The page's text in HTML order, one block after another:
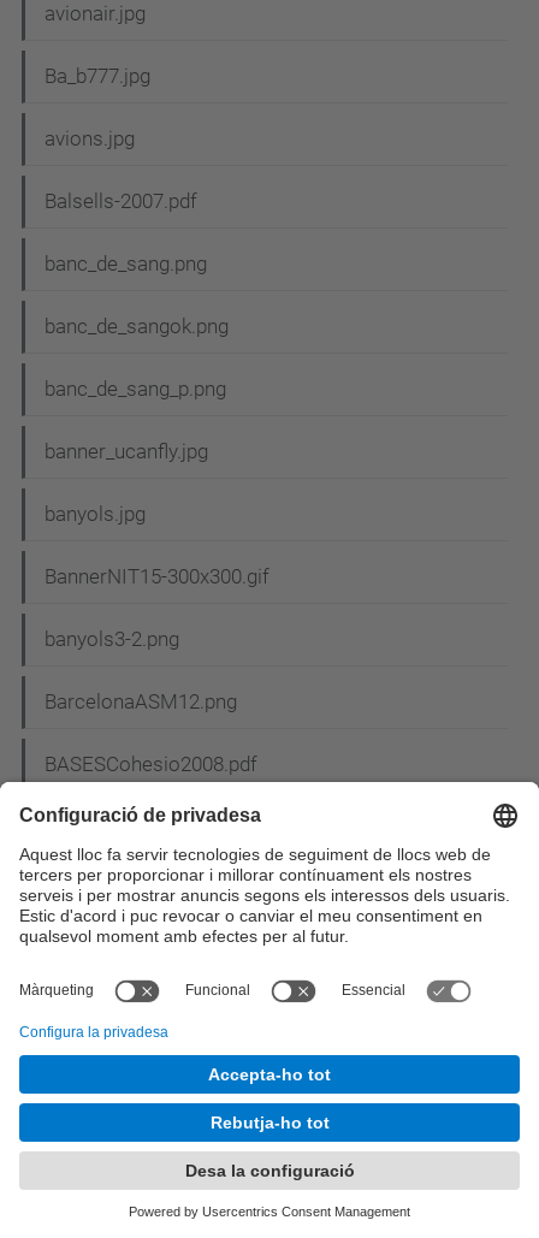
avionair.jpg
Ba_b777.jpg
avions.jpg
Balsells-2007.pdf
banc_de_sang.png
banc_de_sangok.png
banc_de_sang_p.png
banner_ucanfly.jpg
banyols.jpg
BannerNIT15-300x300.gif
banyols3-2.png
BarcelonaASM12.png
BASESCohesio2008.pdf
bases_concurs_cartell.pdf
Bases del concurs de nadales_2.pdf
BASM2013pq.png